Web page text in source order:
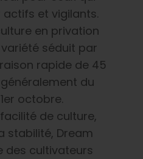
et vigilants.
en privation
séduit par
rapide de 45
du
octobre.
de culture,
stabilité, Dream
des cultivateurs